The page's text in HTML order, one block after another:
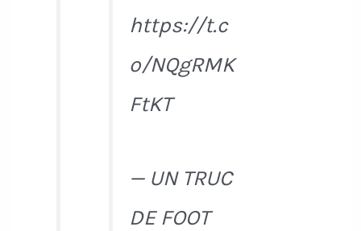
https://t.c
o/NQgRMK
FtKT
— UN TRUC
DE FOOT